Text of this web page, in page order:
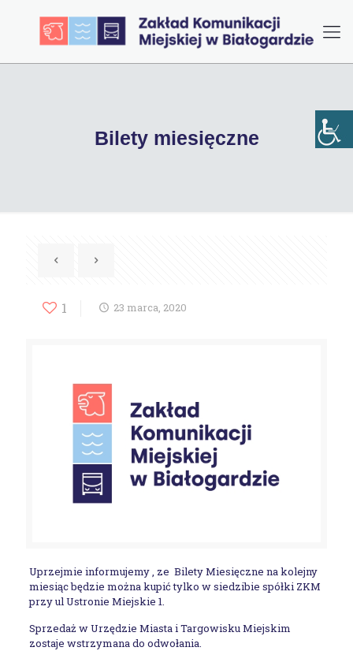
Bilety miesięczne
1 23 marca, 2020
Uprzejmie informujemy , ze Bilety Miesięczne na kolejny
miesiąc będzie można kupić tylko w siedzibie spółki ZKM
przy ul Ustronie Miejskie 1.
Sprzedaż w Urzędzie Miasta i Targowisku Miejskim
zostaje wstrzymana do odwołania.